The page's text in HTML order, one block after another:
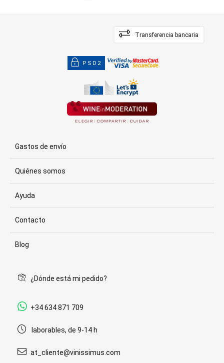
Transferencia bancaria
PSD2
Gastos de envío
Quiénes somos
Ayuda
Contacto
Blog
¿Dónde está mi pedido?
+34 634 871 709
laborables, de 9-14 h
at_cliente@vinissimus.com